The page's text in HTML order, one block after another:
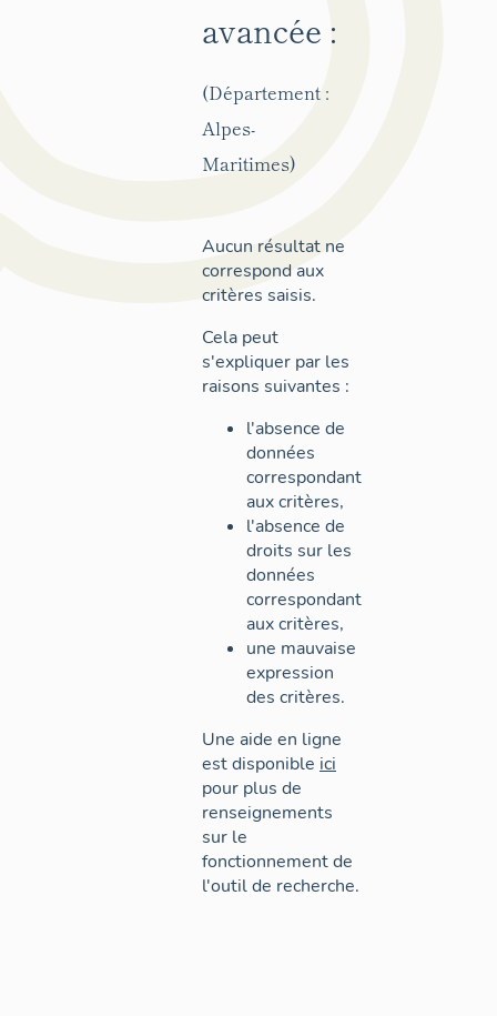
avancée :
(Département :
Alpes-
Maritimes)
Aucun résultat ne
correspond aux
critères saisis.
Cela peut
s'expliquer par les
raisons suivantes :
l'absence de
données
correspondant
aux critères,
l'absence de
droits sur les
données
correspondant
aux critères,
une mauvaise
expression
des critères.
Une aide en ligne
est disponible ici
pour plus de
renseignements
sur le
fonctionnement de
l'outil de recherche.